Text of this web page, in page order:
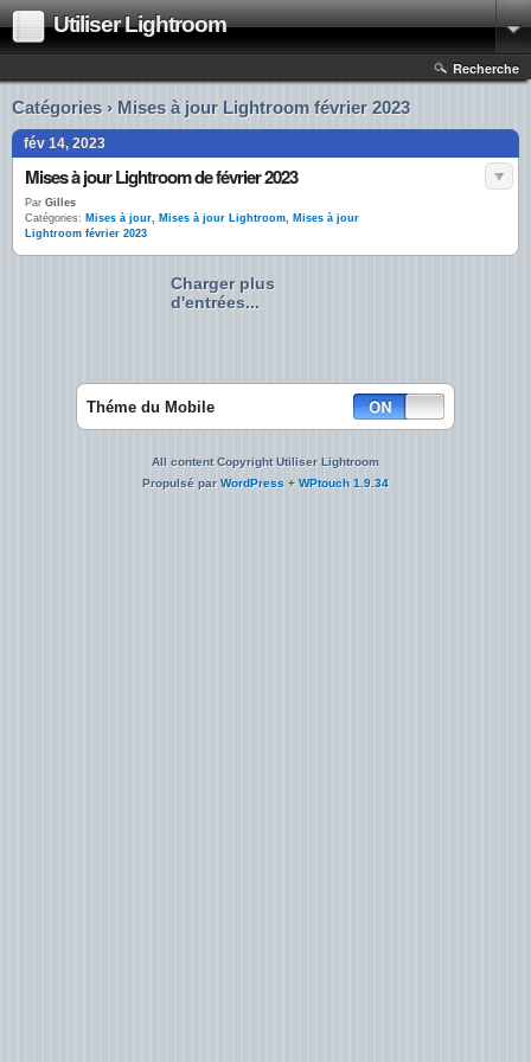
Utiliser Lightroom
Recherche
Catégories › Mises à jour Lightroom février 2023
fév 14, 2023
Mises à jour Lightroom de février 2023
Par Gilles
Catégories: Mises à jour, Mises à jour Lightroom, Mises à jour
Lightroom février 2023
Charger plus
d'entrées...
Théme du Mobile
All content Copyright Utiliser Lightroom
Propulsé parWordPress + WPtouch 1.9.34